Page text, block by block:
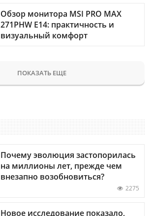
Обзор монитора MSI PRO MAX
271PHW E14: практичность и
визуальный комфорт
ПОКАЗАТЬ ЕЩЕ
Почему эволюция застопорилась
на миллионы лет, прежде чем
внезапно возобновиться?
2275
Новое исследование показало,